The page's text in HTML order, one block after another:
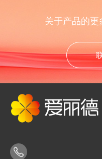
关于产品的更